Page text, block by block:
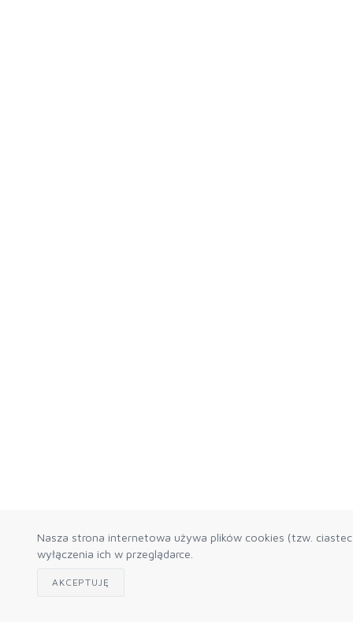
Nasza strona internetowa używa plików cookies (tzw.
wyłączenia ich w przeglądarce.
AKCEPTUJĘ